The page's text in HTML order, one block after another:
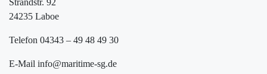
Strandstr. 92
24235 Laboe
Telefon 04343 – 49 48 49 30
E-Mail info@maritime-sg.de